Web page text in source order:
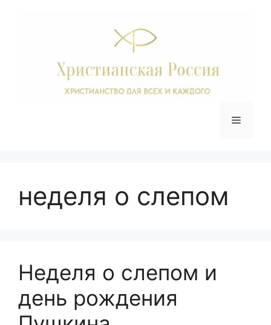
Меню
неделя о слепом
Неделя о слепом и
день рождения